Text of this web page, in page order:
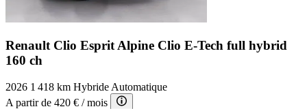
Renault Clio Esprit Alpine Clio E-Tech full hybrid
160 ch
2026 1 418 km Hybride Automatique
A partir de 420 € / mois